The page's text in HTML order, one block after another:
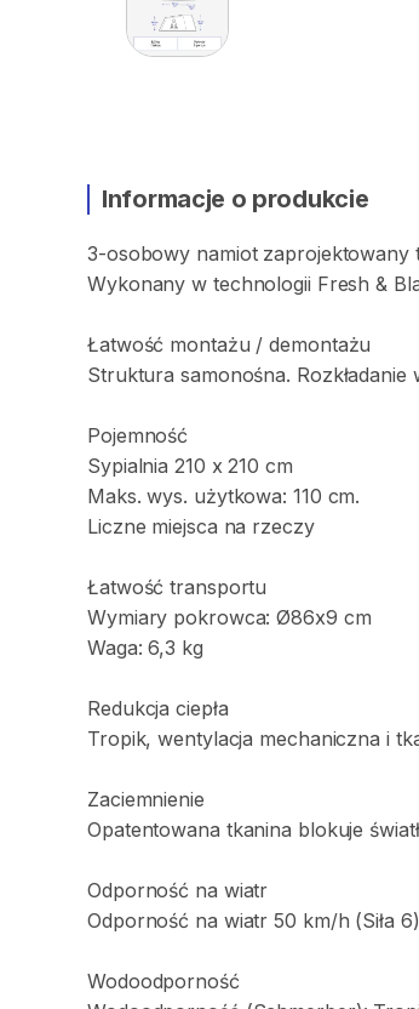
Informacje o produkcie
3-osobowy namiot zaprojektowany
Wykonany w technologii Fresh &
Łatwość montażu ​/​ demontażu
Struktura samonośna. Rozkładanie
Pojemność
Sypialnia 210 x 210 cm
Maks. wys. użytkowa: 110 cm.
Liczne miejsca na rzeczy
Łatwość transportu
Wymiary pokrowca: Ø86x9 cm
Waga: 6​,​3 kg
Redukcja ciepła
Tropik​,​ wentylacja mechaniczna i
Zaciemnienie
Opatentowana tkanina blokuje
Odporność na wiatr
Odporność na wiatr 50 km​/​h (Siła
Wodoodporność